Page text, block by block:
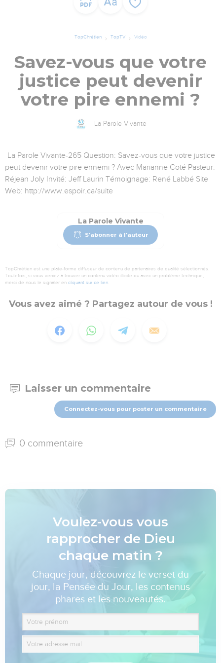
TopChrétien TopTV Vidéo
Savez-vous que votre
justice peut devenir
votre pire ennemi ?
La Parole Vivante
La Parole Vivante-265 Question: Savez-vous que votre justice
peut devenir votre pire ennemi ? Avec Marianne Coté Pasteur:
Réjean Joly Invité: Jeff Laurin Témoignage: René Labbé Site
Web: http://www.espoir.ca/suite
La Parole Vivante
S'abonner à l'auteur
TopChrétien est une plate-forme diffuseur de contenu de partenaires de qualité sélectionnés.
Toutefois, si vous veniez à trouver un contenu vidéo illicite ou avec un problème technique,
merci de nous le signaler en cliquant sur ce lien.
Vous avez aimé ? Partagez autour de vous !
Laisser un commentaire
Connectez-vous pour poster un commentaire
0 commentaire
Voulez-vous vous
rapprocher de Dieu
chaque matin ?
Chaque jour, découvrez le verset du
jour, la Pensée du Jour, les contenus
phares et les nouveautés.